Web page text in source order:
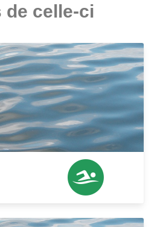
de celle-ci